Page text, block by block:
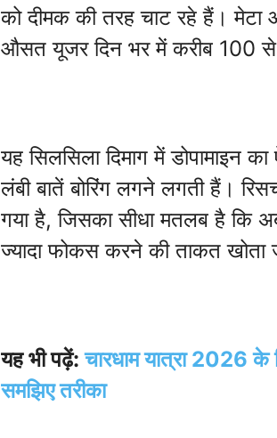
को दीमक की तरह चाट रहे हैं।
औसत यूजर दिन भर में करीब 100 से
यह सिलसिला दिमाग में डोपामाइन
लंबी बातें बोरिंग लगने लगती हैं।
गया है, जिसका सीधा मतलब है कि
ज्यादा फोकस करने की ताकत खोता
यह भी पढ़ें:चारधाम यात्रा 2026
समझिए तरीका